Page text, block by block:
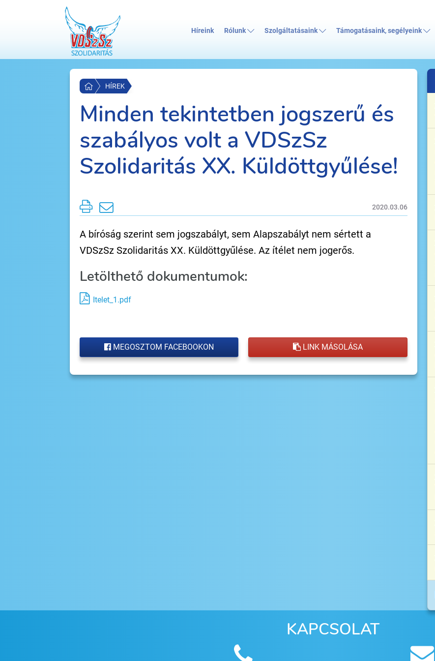
Híreink Rólunk Szolgáltatásaink Támogatásaink, segélyeink
HÍREK
Minden tekintetben jogszerű és
szabályos volt a VDSzSz
Szolidaritás XX. Küldöttgyűlése!
2020.03.06
A bíróság szerint sem jogszabályt, sem Alapszabályt nem sértett a
VDSzSz Szolidaritás XX. Küldöttgyűlése. Az ítélet nem jogerős.
Letölthető dokumentumok:
Itelet_1.pdf
MEGOSZTOM FACEBOOKON LINK MÁSOLÁSA
KAPCSOLAT